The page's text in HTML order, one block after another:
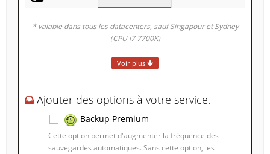
* valable dans tous les datacenters, sauf Singapour et Sydney
(CPU i7 7700K)
Voir plus
Ajouter des options à votre service.
Backup Premium
Cette option permet d'augmenter la fréquence des
sauvegardes automatiques. Sans cette option, les